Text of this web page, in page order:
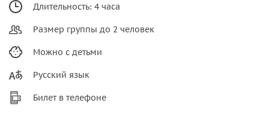
Длительность: 4 часа
Размер группы до 2 человек
Можно с детьми
Русский язык
Билет в телефоне